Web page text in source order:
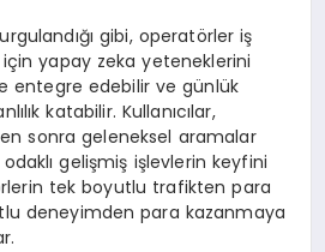
gibi, operatörler iş
yapay zeka yeteneklerini
entegre edebilir ve günlük
katabilir. Kullanıcılar,
sonra geleneksel aramalar
gelişmiş işlevlerin keyfini
tek boyutlu trafikten para
deneyimden para kazanmaya